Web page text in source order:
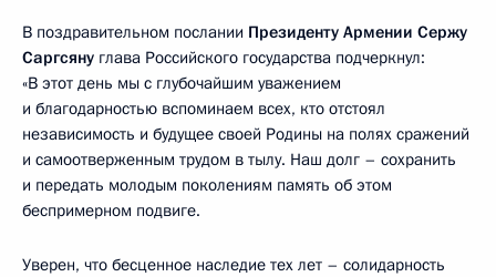
В поздравительном послании Президенту Армении Сержу
Саргсяну глава Российского государства подчеркнул:
«В этот день мы с глубочайшим уважением
и благодарностью вспоминаем всех, кто отстоял
независимость и будущее своей Родины на полях сражений
и самоотверженным трудом в тылу. Наш долг – сохранить
и передать молодым поколениям память об этом
беспримерном подвиге.
Уверен, что бесценное наследие тех лет – солидарность